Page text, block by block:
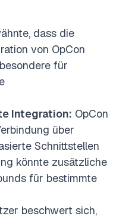
dass die
von OpCon
für
Integration: OpCon
über
Schnittstellen
könnte zusätzliche
für bestimmte
beschwert sich,